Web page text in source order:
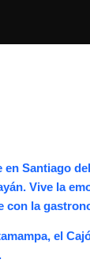
en Santiago
Vive la
con la
el